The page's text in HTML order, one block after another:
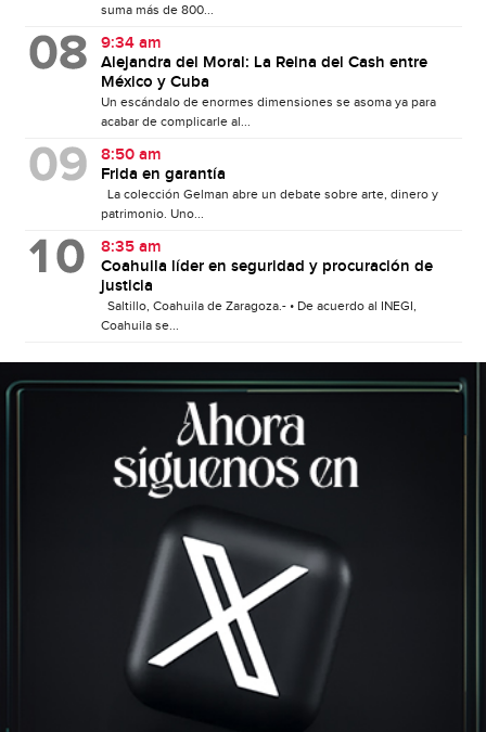
suma más de 800...
9:34 am
Alejandra del Moral: La Reina del Cash entre
México y Cuba
Un escándalo de enormes dimensiones se asoma ya para
acabar de complicarle al...
8:50 am
Frida en garantía
La colección Gelman abre un debate sobre arte, dinero y
patrimonio. Uno...
8:35 am
Coahuila líder en seguridad y procuración de
justicia
Saltillo, Coahuila de Zaragoza.- • De acuerdo al INEGI,
Coahuila se...